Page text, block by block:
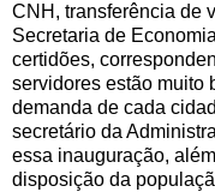
CNH, transferência de
Secretaria de
certidões,
servidores estão muito
demanda de cada
secretário da
essa inauguração,
disposição da